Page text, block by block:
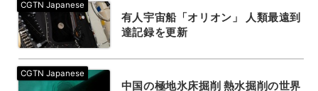
有人宇宙船「オリオン」 人類最遠到
達記録を更新
中国の極地氷床掘削 熱水掘削の世界